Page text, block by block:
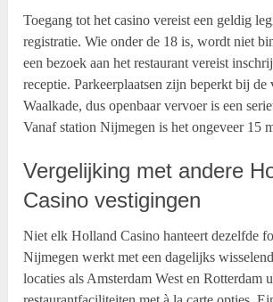
Toegang tot het casino vereist een geldig
registratie. Wie onder de 18 is, wordt niet
een bezoek aan het restaurant vereist
receptie. Parkeerplaatsen zijn beperkt bij de
Waalkade, dus openbaar vervoer is een
Vanaf station Nijmegen is het ongeveer 15
Vergelijking met andere
Casino vestigingen
Niet elk Holland Casino hanteert dezelfde
Nijmegen werkt met een dagelijks
locaties als Amsterdam West en Rotterdam